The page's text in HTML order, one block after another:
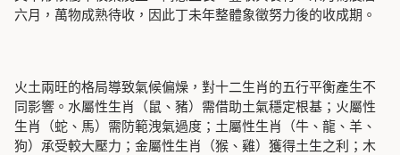
六月，萬物成熟待收，因此丁未年整體象徵努力後的收成期。
火土兩旺的格局導致氣候偏燥，對十二生肖的五行平衡產生不
同影響。水屬性生肖（鼠、豬）需借助土氣穩定根基；火屬性
生肖（蛇、馬）需防範洩氣過度；土屬性生肖（牛、龍、羊、
狗）承受較大壓力；金屬性生肖（猴、雞）獲得土生之利；木